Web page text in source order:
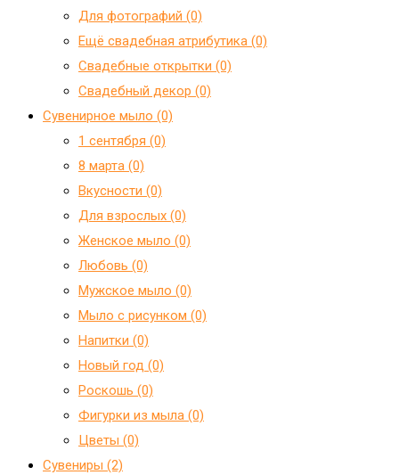
Для фотографий (0)
Ещё свадебная атрибутика (0)
Свадебные открытки (0)
Свадебный декор (0)
Сувенирное мыло (0)
1 сентября (0)
8 марта (0)
Вкусности (0)
Для взрослых (0)
Женское мыло (0)
Любовь (0)
Мужское мыло (0)
Мыло с рисунком (0)
Напитки (0)
Новый год (0)
Роскошь (0)
Фигурки из мыла (0)
Цветы (0)
Сувениры (2)